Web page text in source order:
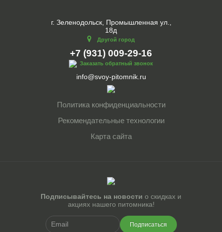
г. Зеленодольск, Промышленная ул.,
18д
Другой город
+7 (931) 009-29-16
Заказать обратный звонок
info@svoy-pitomnik.ru
Политика конфиденциальности
Рекомендательные технологии
Карта сайта
Подписывайтесь на новости о скидках и
акциях нашего питомника!
Подписаться